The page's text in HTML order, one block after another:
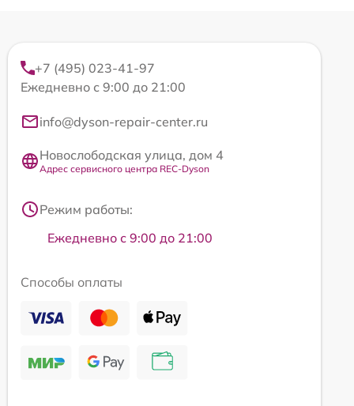
+7 (495) 023-41-97
Ежедневно с 9:00 до 21:00
info@dyson-repair-center.ru
Новослободская улица, дом 4
Адрес сервисного центра REC-Dyson
Режим работы:
Ежедневно с 9:00 до 21:00
Способы оплаты